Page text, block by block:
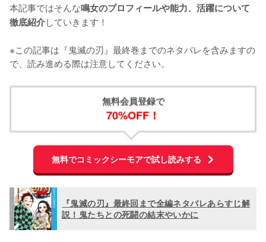
本記事ではそんな鳴女のプロフィールや能力、活躍について
徹底紹介していきます！
※この記事は『鬼滅の刃』最終巻までのネタバレを含みますの
で、読み進める際は注意してください。
無料会員登録で
70%OFF！
無料でコミックシーモアで試し読みする
『鬼滅の刃』最終回まで全編ネタバレあらすじ解
説！鬼たちとの死闘の結末やいかに